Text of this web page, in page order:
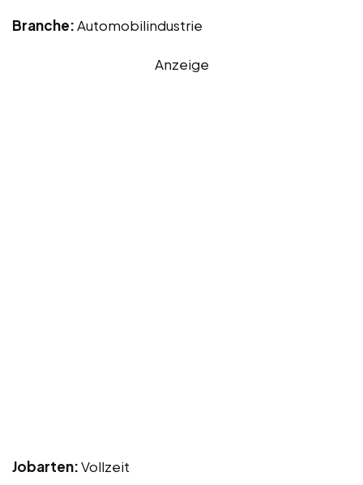
Branche:Automobilindustrie
Anzeige
Jobarten:Vollzeit